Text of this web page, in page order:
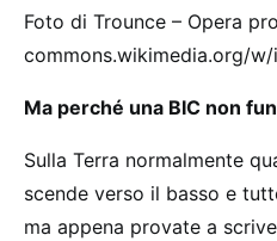
Foto di Trounce – Opera
commons.wikimedia.org/
Ma perché una BIC non
Sulla Terra normalmente
scende verso il basso e
ma appena provate a